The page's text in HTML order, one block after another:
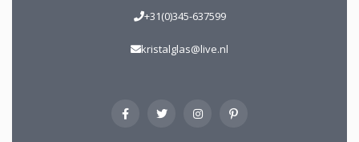
+31(0)345-637599
kristalglas@live.nl